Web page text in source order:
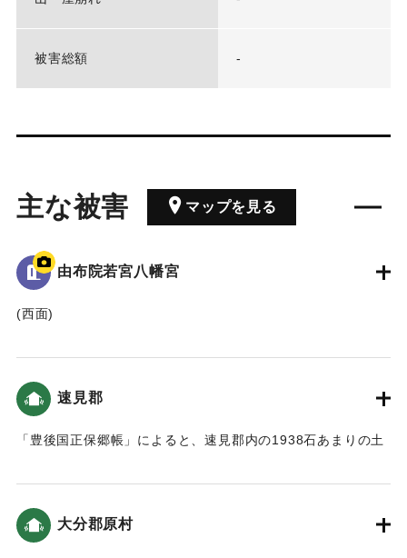
被害総額 -
主な被害 マップを見る
由布院若宮八幡宮
(西面)
四月耵奉鎮**豊前國宇佐八幡宮之御分霊也 例祭年年八月十五
日
以幸奈良田之離宮為恆例 慶長元丙申年七月一日 以往地大
同七日夜風雨暴烈 椿山鳴動數囬終坼崩 山麓之馬場八川之
之離宮亦罹其災
各村之家屋田畑係其害者不少 加之秋稲不熟 人民大困苦
速見郡
「豊後国正保郷帳」によると、速見郡内の1938石あまりの土
大分郡原村